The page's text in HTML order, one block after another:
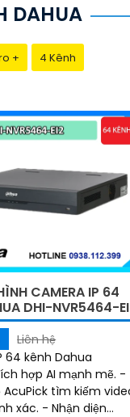
DAHUA
+ 4 Kênh
CAMERA IP 64
DHI-NVR5464-
Liên hệ
64 kênh Dahua
hợp AI mạnh mẽ. -
AcuPick tìm kiếm
xác. - Nhận diện